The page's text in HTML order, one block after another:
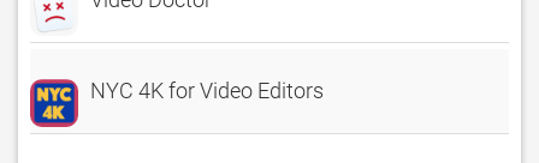
NYC 4K for Video Editors